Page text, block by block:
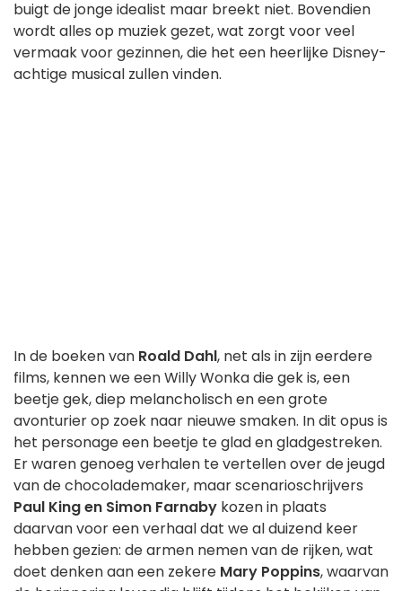
buigt de jonge idealist maar breekt niet. Bovendien
wordt alles op muziek gezet, wat zorgt voor veel
vermaak voor gezinnen, die het een heerlijke Disney-
achtige musical zullen vinden.
In de boeken van Roald Dahl, net als in zijn eerdere
films, kennen we een Willy Wonka die gek is, een
beetje gek, diep melancholisch en een grote
avonturier op zoek naar nieuwe smaken. In dit opus is
het personage een beetje te glad en gladgestreken.
Er waren genoeg verhalen te vertellen over de jeugd
van de chocolademaker, maar scenarioschrijvers
Paul King en Simon Farnaby kozen in plaats
daarvan voor een verhaal dat we al duizend keer
hebben gezien: de armen nemen van de rijken, wat
doet denken aan een zekere Mary Poppins, waarvan